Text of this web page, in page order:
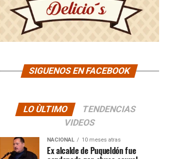
SIGUENOS EN FACEBOOK
LO ÙLTIMO
TENDENCIAS
VIDEOS
NACIONAL 10 meses atras
Ex alcalde de Puqueldón fue